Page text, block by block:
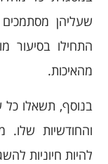
שעליהן
התחילו בסיעור
מהאיכות.
בנוסף, תשאלו כל
והחודשיות שלו.
להיות חיוניות